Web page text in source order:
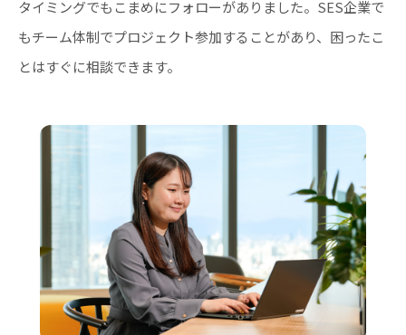
タイミングでもこまめにフォローがありました。SES企業で
もチーム体制でプロジェクト参加することがあり、困ったこ
とはすぐに相談できます。